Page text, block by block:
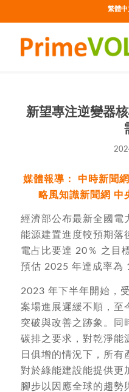
繁體中
新望專注逆變器
媒體報導：中時新聞網
略風知識新聞網 中
經濟部公布最新全國電
能源建置進度較預期落
電占比要達 20％ 之目
預估 2025 年達成率為
2023 年下半年開始，
案場進展遲緩不順，至
突破與改善之跡象。同
碳排之要求，對乾淨能
日俱增的情況下，所有
對於綠能建設能提供更
腳步以因應全球的趨勢